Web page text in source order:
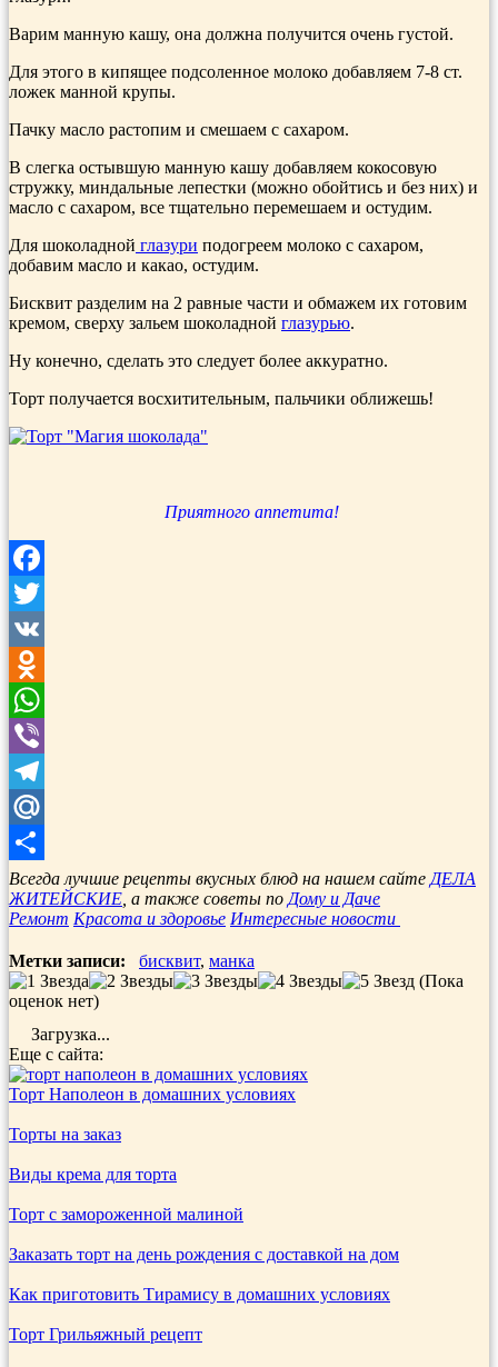
Варим манную кашу, она должна получится очень густой.
Для этого в кипящее подсоленное молоко добавляем 7-8 ст.
ложек манной крупы.
Пачку масло растопим и смешаем с сахаром.
В слегка остывшую манную кашу добавляем кокосовую
стружку, миндальные лепестки (можно обойтись и без них) и
масло с сахаром, все тщательно перемешаем и остудим.
Для шоколадной глазури подогреем молоко с сахаром,
добавим масло и какао, остудим.
Бисквит разделим на 2 равные части и обмажем их готовим
кремом, сверху зальем шоколадной глазурью.
Ну конечно, сделать это следует более аккуратно.
Торт получается восхитительным, пальчики оближешь!
Приятного аппетита!
Facebook
Twitter
VK
Odnoklassniki
WhatsApp
Viber
Telegram
Mail.Ru
Отправить
Всегда лучшие рецепты вкусных блюд на нашем сайте ДЕЛА
ЖИТЕЙСКИЕ , а также советы по Дому и Даче
Ремонт Красота и здоровье Интересные новости
Метки записи: бисквит, манка
(Пока
оценок нет)
Загрузка...
Еще с сайта:
Торт Наполеон в домашних условиях
Торты на заказ
Виды крема для торта
Торт с замороженной малиной
Заказать торт на день рождения с доставкой на дом
Как приготовить Тирамису в домашних условиях
Торт Грильяжный рецепт